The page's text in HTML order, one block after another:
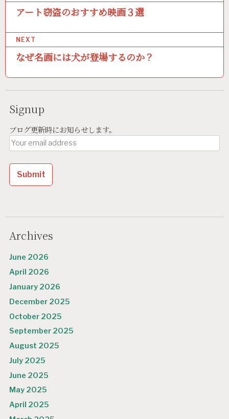
s
t
a
g
a
n
アート窃盗のおすすめ映画３選
NEXT
なぜ名画には犬が登場するのか？
Signup
ブログ更新時にお知らせします。
Archives
June 2026
April 2026
January 2026
December 2025
October 2025
September 2025
August 2025
July 2025
June 2025
May 2025
April 2025